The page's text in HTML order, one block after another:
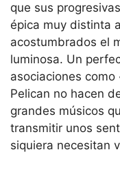
que sus
épica muy distinta
acostumbrados el
luminosa. Un
asociaciones como
Pelican no hacen
grandes músicos
transmitir unos
siquiera necesitan